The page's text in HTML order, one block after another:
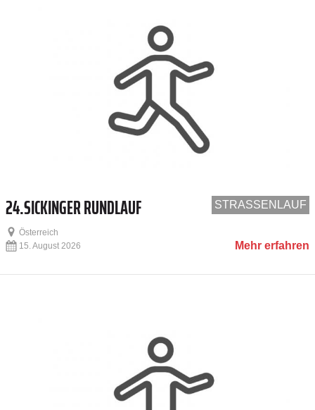
STRASSENLAUF
24.SICKINGER RUNDLAUF
Österreich
Mehr erfahren
15. August 2026